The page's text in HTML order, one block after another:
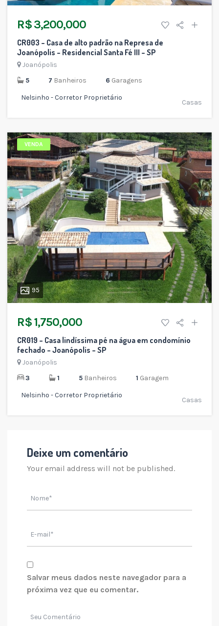
R$ 3,200,000
CR003 – Casa de alto padrão na Represa de
Joanópolis – Residencial Santa Fé III – SP
Joanópolis
5
7 Banheiros 6 Garagens
Nelsinho - Corretor Proprietário
Casas
VENDA
95
R$ 1,750,000
CR019 – Casa lindíssima pé na água em condomínio
fechado – Joanópolis – SP
Joanópolis
3
1 5 Banheiros 1 Garagem
Nelsinho - Corretor Proprietário
Casas
Deixe um comentário
Your email address will not be published.
Salvar meus dados neste navegador para a
próxima vez que eu comentar.